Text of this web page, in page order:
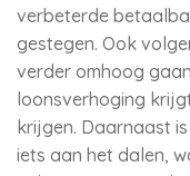
verbeterde
gestegen. Ook
verder omhoog
loonsverhoging
krijgen. Daarnaast
iets aan het dalen,